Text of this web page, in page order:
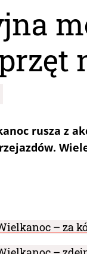
rusza z
– za